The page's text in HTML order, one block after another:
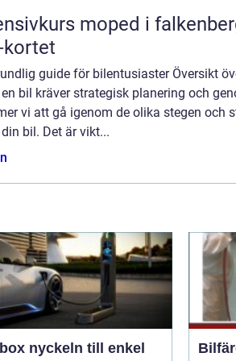
moped i falkenberg snabb väg
kortet
guide för bilentusiaster Översikt
bil kräver strategisk planering och
vi att gå igenom de olika stegen och
bil. Det är vikt...
till enkel